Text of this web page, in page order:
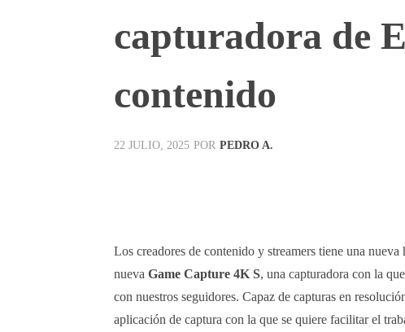
capturadora de
contenido
22 JULIO, 2025 POR PEDRO A.
Los creadores de contenido y streamers tiene una
nueva Game Capture 4K S, una capturadora con la
con nuestros seguidores. Capaz de capturas en
aplicación de captura con la que se quiere facilitar el